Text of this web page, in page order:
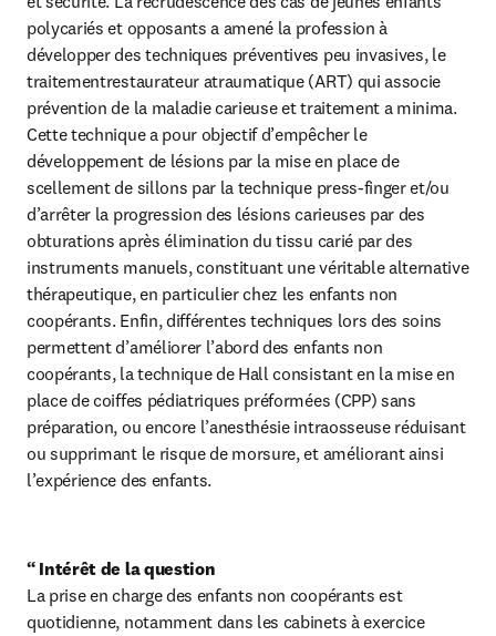
polycariés et opposants a amené la profession à
développer des techniques préventives peu invasives, le
traitementrestaurateur atraumatique (ART) qui associe
prévention de la maladie carieuse et traitement a minima.
Cette technique a pour objectif d’empêcher le
développement de lésions par la mise en place de
scellement de sillons par la technique press-finger et/ou
d’arrêter la progression des lésions carieuses par des
obturations après élimination du tissu carié par des
instruments manuels, constituant une véritable alternative
thérapeutique, en particulier chez les enfants non
coopérants. Enfin, différentes techniques lors des soins
permettent d’améliorer l’abord des enfants non
coopérants, la technique de Hall consistant en la mise en
place de coiffes pédiatriques préformées (CPP) sans
préparation, ou encore l’anesthésie intraosseuse réduisant
ou supprimant le risque de morsure, et améliorant ainsi
l’expérience des enfants.
“ Intérêt de la question
La prise en charge des enfants non coopérants est
quotidienne, notamment dans les cabinets à exercice